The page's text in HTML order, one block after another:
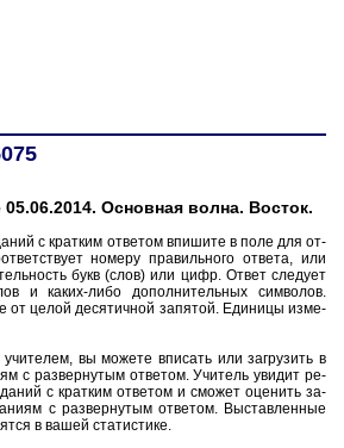
Основная волна. Восток.
с крат­ким от­ве­том впи­ши­те в поле для от­
но­ме­ру пра­виль­но­го от­ве­та, или
букв (слов) или цифр. Ответ сле­ду­ет
и каких-либо до­пол­ни­тель­ных сим­во­лов.
от целой де­ся­тич­ной за­пя­той. Еди­ни­цы из­ме­
вы мо­же­те впи­сать или за­гру­зить в
с раз­вер­ну­тым от­ве­том. Учи­тель уви­дит ре­
с крат­ким от­ве­том и смо­жет оце­нить за­
с раз­вер­ну­тым от­ве­том. Вы­став­лен­ные
в вашей ста­ти­сти­ке.